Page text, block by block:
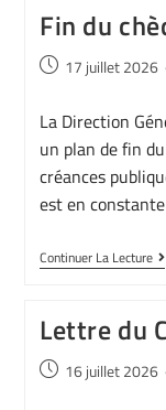
Fin du
17 juillet 2026
La Direction
un plan de fin
créances
est en
Continuer La Lecture
Lettre du
16 juillet 2026